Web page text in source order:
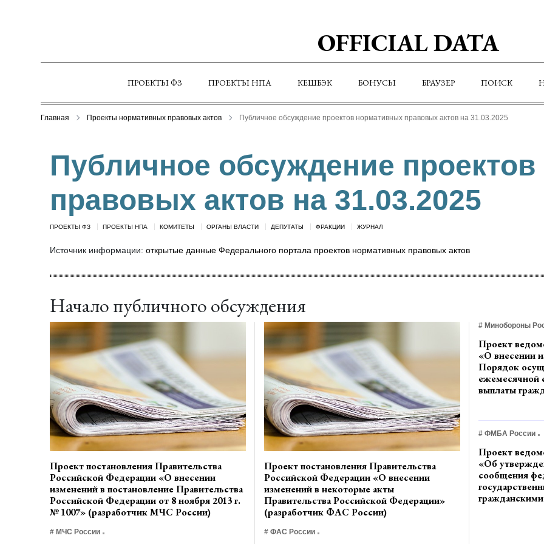
OFFICIAL DATA
ПРОЕКТЫ ФЗ ПРОЕКТЫ НПА КЕШБЭК БОНУСЫ БРАУЗЕР ПОИСК
Главная Проекты нормативных правовых актов Публичное обсуждение проектов нормативных правовых актов на 31.03.2025
Публичное обсуждение
правовых актов на 31.03.2025
ПРОЕКТЫ ФЗ ПРОЕКТЫ НПА КОМИТЕТЫ ОРГАНЫ ВЛАСТИ ДЕПУТАТЫ ФРАКЦИИ ЖУРНАЛ
Источник информации: открытые данные Федерального портала проектов нормативных правовых актов
Начало публичного обсуждения
Проект постановления Правительства
Российской Федерации «О внесении
изменений в постановление Правительства
Российской Федерации от 8 ноября 2013 г.
№ 1007» (разработчик МЧС России)
# МЧС России
Проект постановления Правительства
Российской Федерации «О внесении
изменений в некоторые акты
Правительства Российской Федерации»
(разработчик ФАС России)
# ФАС России
# Минобороны
Проект
«О внесении
Порядок
ежемесячной
выплаты
службу по
Вооруженные
Российской
Министра
Российской
декабря 2022
# ФМБА России
Проект
«Об
сообщения